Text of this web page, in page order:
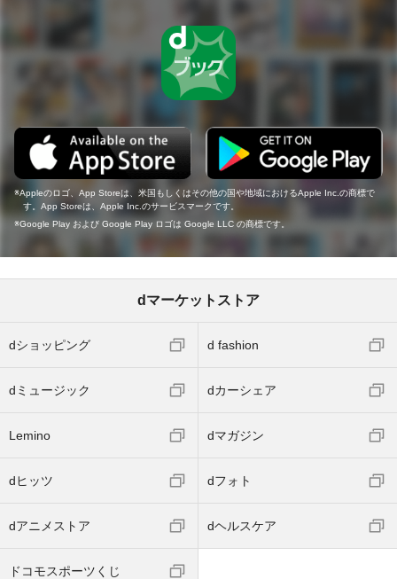
Appleのロゴ、App Storeは、米国もしくはその他の国や地域におけるApple Inc.の商標で
す。App Storeは、Apple Inc.のサービスマークです。
Google Play および Google Play ロゴは Google LLC の商標です。
dマーケットストア
dショッピング d fashion
dミュージック dカーシェア
Lemino dマガジン
dヒッツ dフォト
dアニメストア dヘルスケア
ドコモスポーツくじ